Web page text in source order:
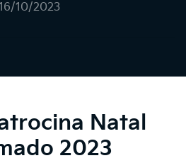
10/2023
Natal
2023